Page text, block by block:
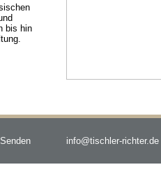
bis hin
info@tischler-richter.de